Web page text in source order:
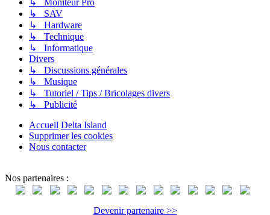
↳ SAV
↳ Hardware
↳ Technique
↳ Informatique
Divers
↳ Discussions générales
↳ Musique
↳ Tutoriel / Tips / Bricolages divers
↳ Publicité
Accueil Delta Island
Supprimer les cookies
Nous contacter
Nos partenaires :
Devenir partenaire >>